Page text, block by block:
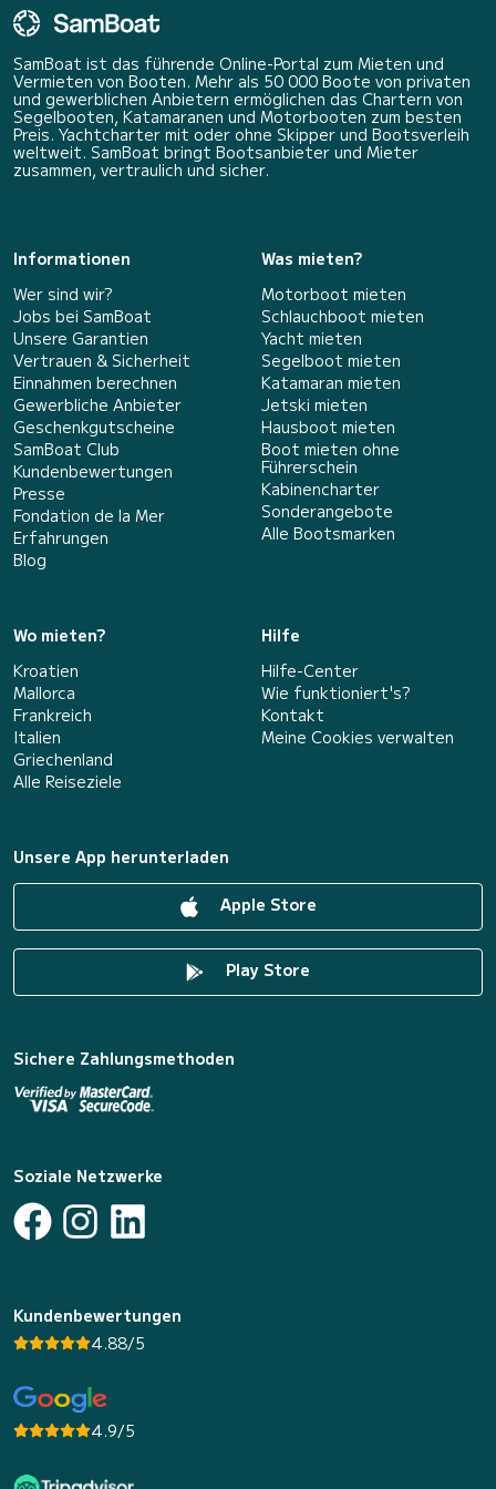
SamBoat ist das führende Online-Portal zum Mieten und
Vermieten von Booten. Mehr als 50 000 Boote von privaten
und gewerblichen Anbietern ermöglichen das Chartern von
Segelbooten, Katamaranen und Motorbooten zum besten
Preis. Yachtcharter mit oder ohne Skipper und Bootsverleih
weltweit. SamBoat bringt Bootsanbieter und Mieter
zusammen, vertraulich und sicher.
Informationen
Wer sind wir?
Jobs bei SamBoat
Unsere Garantien
Vertrauen & Sicherheit
Einnahmen berechnen
Gewerbliche Anbieter
Geschenkgutscheine
SamBoat Club
Kundenbewertungen
Presse
Fondation de la Mer
Erfahrungen
Blog
Was mieten?
Motorboot mieten
Schlauchboot mieten
Yacht mieten
Segelboot mieten
Katamaran mieten
Jetski mieten
Hausboot mieten
Boot mieten ohne
Führerschein
Kabinencharter
Sonderangebote
Alle Bootsmarken
Wo mieten?
Kroatien
Mallorca
Frankreich
Italien
Griechenland
Alle Reiseziele
Hilfe
Hilfe-Center
Wie funktioniert's?
Kontakt
Meine Cookies verwalten
Unsere App herunterladen
Apple Store
Play Store
Sichere Zahlungsmethoden
Soziale Netzwerke
Kundenbewertungen
4.88/5
4.9/5